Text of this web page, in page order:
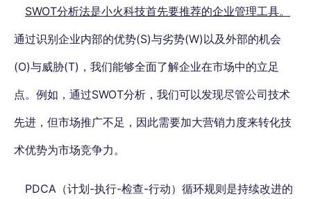
SWOT分析法是小火科技首先要推荐的企业管理工具。
通过识别企业内部的优势(S)与劣势(W)以及外部的机会
(O)与威胁(T)，我们能够全面了解企业在市场中的立足
点。例如，通过SWOT分析，我们可以发现尽管公司技术
先进，但市场推广不足，因此需要加大营销力度来转化技
术优势为市场竞争力。
PDCA（计划-执行-检查-行动）循环规则是持续改进的